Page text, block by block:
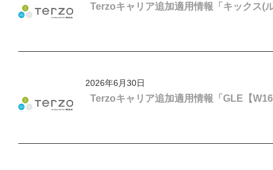
Terzoキャリア追加適用情報「キックス(
2026年6月30日
Terzoキャリア追加適用情報「GLE【